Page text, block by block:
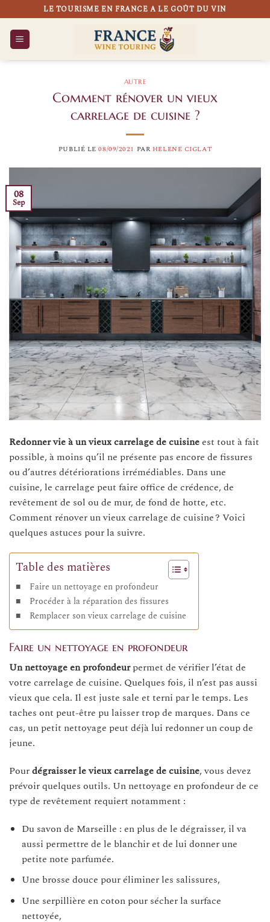
au
contenu
LE TOURISME EN FRANCE A LE GOÛT DU VIN
AUTRE
Comment rénover un vieux
carrelage de cuisine ?
PUBLIÉ LE08/09/2021 PAR HELENE CIGLAT
08
Sep
Redonner vie à un vieux carrelage de cuisineest tout à fait
possible, à moins qu’il ne présente pas encore de fissures
ou d’autres détériorations irrémédiables. Dans une
cuisine, le carrelage peut faire office de crédence, de
revêtement de sol ou de mur, de fond de hotte, etc.
Comment rénover un vieux carrelage de cuisine ? Voici
quelques astuces pour la suivre.
Table des matières
Faire un nettoyage en profondeur
Procéder à la réparation des fissures
Remplacer son vieux carrelage de cuisine
Faire un nettoyage en profondeur
Un nettoyage en profondeurpermet de vérifier l’état de
votre carrelage de cuisine. Quelques fois, il n’est pas aussi
vieux que cela. Il est juste sale et terni par le temps. Les
taches ont peut-être pu laisser trop de marques. Dans ce
cas, un petit nettoyage peut déjà lui redonner un coup de
jeune.
Pourdégraisser le vieux carrelage de cuisine, vous devez
prévoir quelques outils. Un nettoyage en profondeur de ce
type de revêtement requiert notamment :
Du savon de Marseille : en plus de le dégraisser, il va
aussi permettre de le blanchir et de lui donner une
petite note parfumée.
Une brosse douce pour éliminer les salissures,
Une serpillière en coton pour sécher la surface
nettoyée,